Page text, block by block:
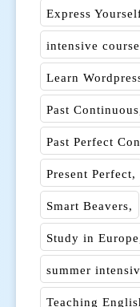
Express
intensive
Learn
Past Continuous
Past Perfect
Present Perfect
Smart Beavers
Study in Europe
summer
Teaching